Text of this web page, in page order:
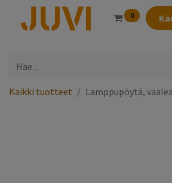
0
Kaikki tuotteet Lamppupöytä,